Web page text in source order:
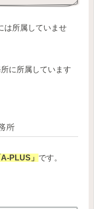
は所属していませ
に所属しています
所
A-PLUS」 です。